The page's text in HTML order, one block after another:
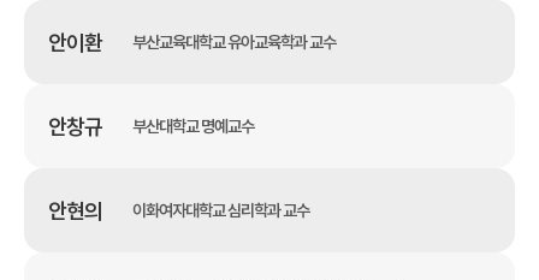
안이환 부산교육대학교 유아교육학과 교수
안창규 부산대학교 명예교수
안현의 이화여자대학교 심리학과 교수